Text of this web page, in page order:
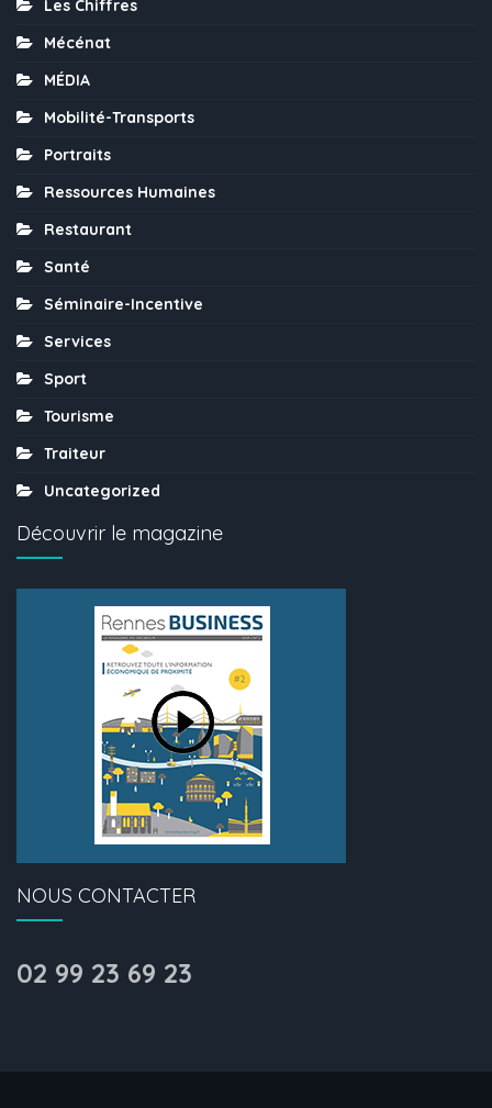
Les Chiffres
Mécénat
MÉDIA
Mobilité-Transports
Portraits
Ressources Humaines
Restaurant
Santé
Séminaire-Incentive
Services
Sport
Tourisme
Traiteur
Uncategorized
Découvrir le magazine
NOUS CONTACTER
02 99 23 69 23